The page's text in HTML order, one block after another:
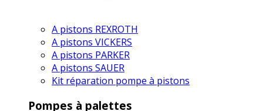
A pistons REXROTH
A pistons VICKERS
A pistons PARKER
A pistons SAUER
Kit réparation pompe à pistons
Pompes à palettes